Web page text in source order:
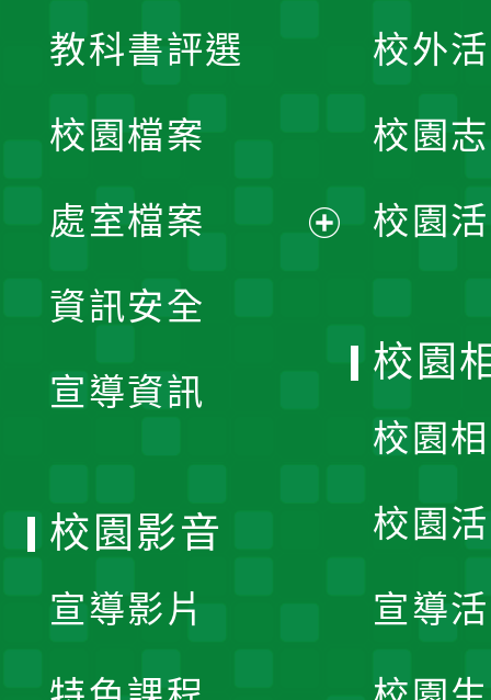
單
教科書評選
校園檔案
處室檔案
資訊安全
宣導資訊
校外
校園
校園
校園
校園
校園
宣導
校園影音
宣導影片